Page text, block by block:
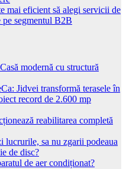
mai eficient să alegi servicii de
segmentul B2B
modernă cu structură
Jidvei transformă terasele în
record de 2.600 mp
reabilitarea completă
lucrurile, sa nu zgarii podeaua
de disc?
de aer condiționat?